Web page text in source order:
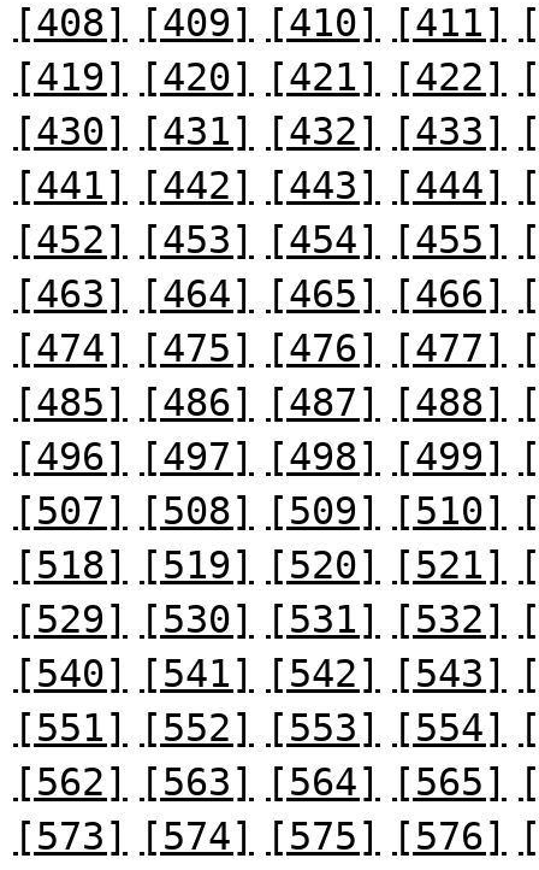
[408]
[409] [410] [411]
[419]
[420] [421] [422]
[430]
[431] [432] [433]
[441]
[442] [443] [444]
[452]
[453] [454] [455]
[463]
[464] [465] [466]
[474]
[475] [476] [477]
[485]
[486] [487] [488]
[496]
[497] [498] [499]
[507]
[508] [509] [510]
[518]
[519] [520] [521]
[529]
[530] [531] [532]
[540]
[541] [542] [543]
[551]
[552] [553] [554]
[562]
[563] [564] [565]
[573]
[574] [575] [576]